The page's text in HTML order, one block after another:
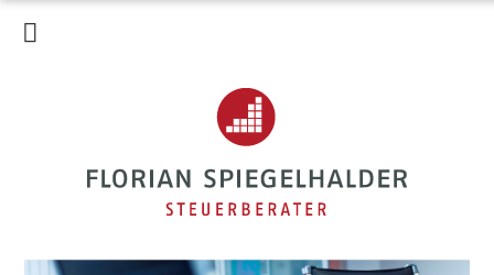
STEUER-ERKLÄRVIDEOS